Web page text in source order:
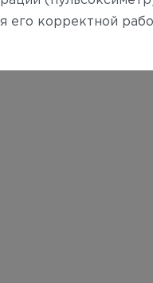
его корректной